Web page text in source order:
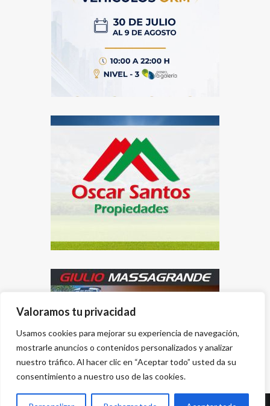
Valoramos tu privacidad
Usamos cookies para mejorar su experiencia de navegación,
mostrarle anuncios o contenidos personalizados y analizar
nuestro tráfico. Al hacer clic en “Aceptar todo” usted da su
consentimiento a nuestro uso de las cookies.